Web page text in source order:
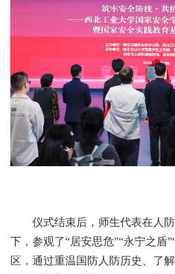
仪式结束后，师生代表在人
下，参观了“居安思危”“永宁之盾
区，通过重温国防人防历史、了